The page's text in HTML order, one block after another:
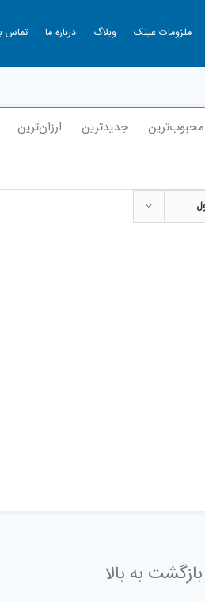
ملزومات عینک وبلاگ درباره ما تماس
محبوب‌ترین جدیدترین ارزان‌ترین
بازگشت به بالا